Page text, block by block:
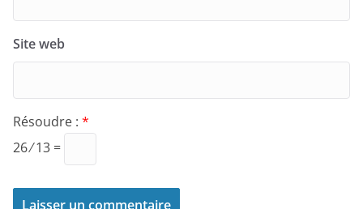
Site web
Résoudre : *
26 ⁄ 13 =